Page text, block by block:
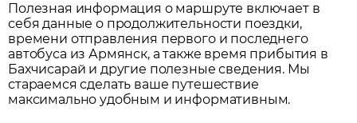
Полезная информация о маршруте включает в
себя данные о продолжительности поездки,
времени отправления первого и последнего
автобуса изАрмянск, а также время прибытия в
Бахчисарай и другие полезные сведения. Мы
стараемся сделать ваше путешествие
максимально удобным и информативным.